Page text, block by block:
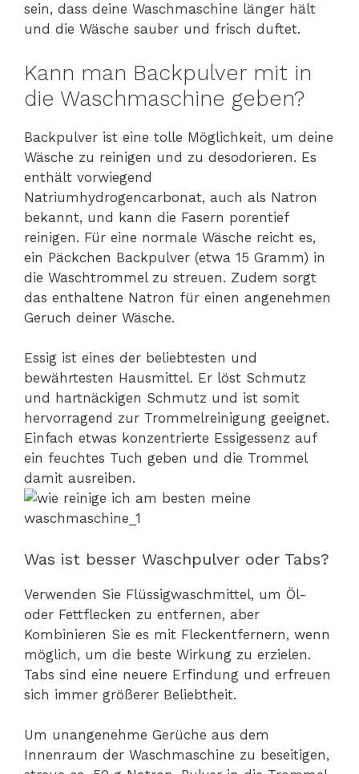
sein, dass deine Waschmaschine länger hält
und die Wäsche sauber und frisch duftet.
Kann man Backpulver mit in
die Waschmaschine geben?
Backpulver ist eine tolle Möglichkeit, um deine
Wäsche zu reinigen und zu desodorieren. Es
enthält vorwiegend
Natriumhydrogencarbonat, auch als Natron
bekannt, und kann die Fasern porentief
reinigen. Für eine normale Wäsche reicht es,
ein Päckchen Backpulver (etwa 15 Gramm) in
die Waschtrommel zu streuen. Zudem sorgt
das enthaltene Natron für einen angenehmen
Geruch deiner Wäsche.
Essig ist eines der beliebtesten und
bewährtesten Hausmittel. Er löst Schmutz
und hartnäckigen Schmutz und ist somit
hervorragend zur Trommelreinigung geeignet.
Einfach etwas konzentrierte Essigessenz auf
ein feuchtes Tuch geben und die Trommel
damit ausreiben.
Was ist besser Waschpulver oder Tabs?
Verwenden Sie Flüssigwaschmittel, um Öl-
oder Fettflecken zu entfernen, aber
Kombinieren Sie es mit Fleckentfernern, wenn
möglich, um die beste Wirkung zu erzielen.
Tabs sind eine neuere Erfindung und erfreuen
sich immer größerer Beliebtheit.
Um unangenehme Gerüche aus dem
Innenraum der Waschmaschine zu beseitigen,